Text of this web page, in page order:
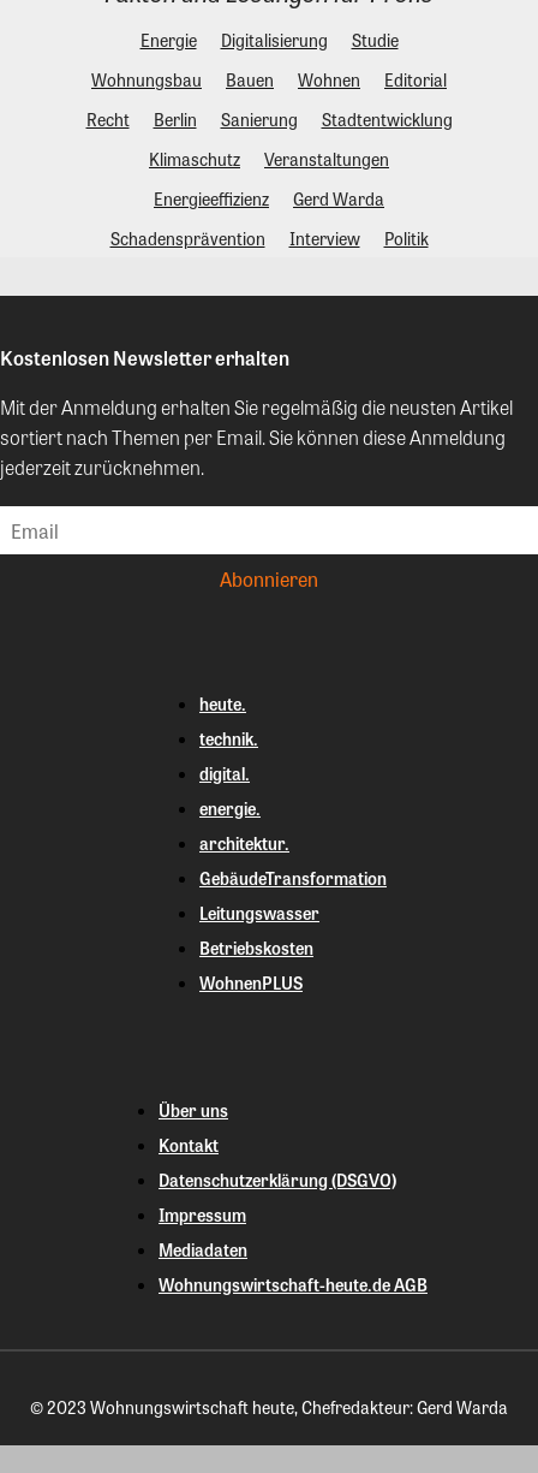
Energie Digitalisierung
Studie
Wohnungsbau
Bauen Wohnen
Editorial
Recht
Berlin Sanierung
Stadtentwicklung
Klimaschutz
Veranstaltungen
Energieeffizienz
Gerd Warda
Schadensprävention
Interview Politik
Kostenlosen Newsletter erhalten
Mit der Anmeldung erhalten Sie regelmäßig die neusten Artikel
sortiert nach Themen per Email. Sie können diese Anmeldung
jederzeit zurücknehmen.
heute.
technik.
digital.
energie.
architektur.
GebäudeTransformation
Leitungswasser
Betriebskosten
WohnenPLUS
Über uns
Kontakt
Datenschutzerklärung (DSGVO)
Impressum
Mediadaten
Wohnungswirtschaft-heute.de AGB
© 2023 Wohnungswirtschaft heute, Chefredakteur: Gerd Warda